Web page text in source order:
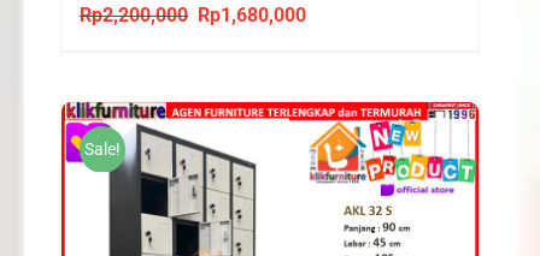
Rp2,200,000 Original
Rp2,200,000.
Rp1,680,000Current
Rp1,680,000.
Sale!